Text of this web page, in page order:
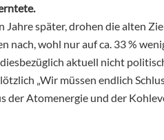
Jahre später, drohen die alten
nach, wohl nur auf ca. 33 %
aktuell nicht
„Wir müssen endlich
der Atomenergie und der